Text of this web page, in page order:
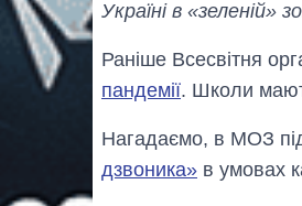
Україні в «зеленій»
Раніше Всесвітня
пандемії. Школи
Нагадаємо, в МОЗ
дзвоника» в умовах